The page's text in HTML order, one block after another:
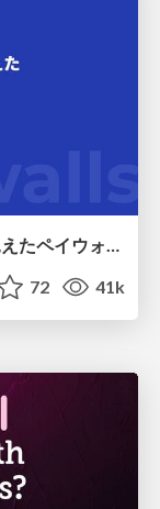
世界の人気アプリ100個を分析して見えたペイウォール設計の心得
72 41k